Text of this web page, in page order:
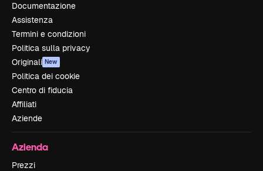
Documentazione
Assistenza
Termini e condizioni
Politica sulla privacy
Originali New
Politica dei cookie
Centro di fiducia
Affiliati
Aziende
Azienda
Prezzi